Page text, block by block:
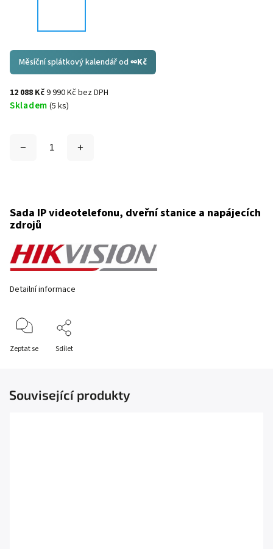
Měsíční splátkový kalendář od ∞Kč
12 088 Kč9 990 Kč bez DPH
Skladem (5 ks)
Sada IP videotelefonu, dveřní stanice a napájecích
zdrojů
Detailní informace
Zeptat se Sdílet
Související produkty